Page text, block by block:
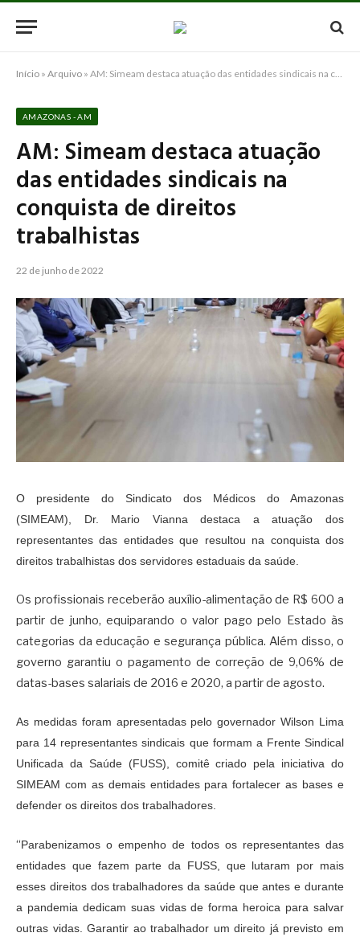
Início » Arquivo » AM: Simeam destaca atuação das entidades sindicais na conquista de direitos trabalhistas
AMAZONAS - AM
AM: Simeam destaca atuação
das entidades sindicais na
conquista de direitos
trabalhistas
22 de junho de 2022
O presidente do Sindicato dos Médicos do Amazonas
(SIMEAM), Dr. Mario Vianna destaca a atuação dos
representantes das entidades que resultou na conquista dos
direitos trabalhistas dos servidores estaduais da saúde.
Os profissionais receberão auxílio-alimentação de R$ 600 a
partir de junho, equiparando o valor pago pelo Estado às
categorias da educação e segurança pública. Além disso, o
governo garantiu o pagamento de correção de 9,06% de
datas-bases salariais de 2016 e 2020, a partir de agosto.
As medidas foram apresentadas pelo governador Wilson Lima
para 14 representantessindicais que formam a Frente Sindical
Unificada da Saúde (FUSS), comitê criado pela iniciativa do
SIMEAM com as demais entidades para fortalecer as bases e
defender os direitos dos trabalhadores.
“Parabenizamos o empenho de todos os representantes das
entidades que fazem parte da FUSS, que lutaram por mais
esses direitos dos trabalhadores da saúde que antes e durante
a pandemia dedicam suas vidas de forma heroica para salvar
outras vidas. Garantir ao trabalhador um direito já previsto em